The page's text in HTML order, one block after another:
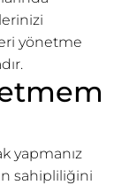
yönetme
yapmanız
sahipliliğini